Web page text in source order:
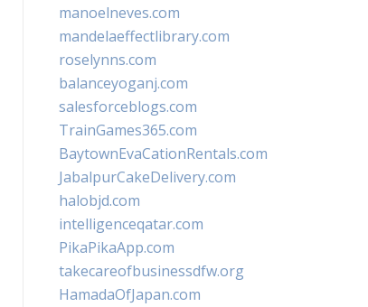
manoelneves.com
mandelaeffectlibrary.com
roselynns.com
balanceyoganj.com
salesforceblogs.com
TrainGames365.com
BaytownEvaCationRentals.com
JabalpurCakeDelivery.com
halobjd.com
intelligenceqatar.com
PikaPikaApp.com
takecareofbusinessdfw.org
HamadaOfJapan.com